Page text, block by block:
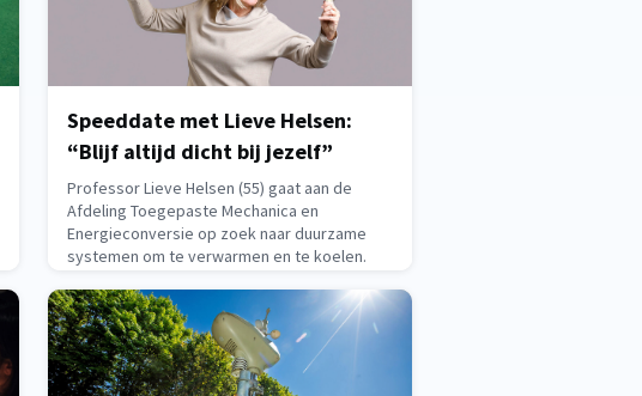
Speeddate met Lieve Helsen:
“Blijf altijd dicht bij jezelf”
Professor Lieve Helsen (55) gaat aan de
Afdeling Toegepaste Mechanica en
Energieconversie op zoek naar duurzame
systemen om te verwarmen en te koelen.
geworden?“Ik wilde de wereld beter maken
en besefte dat je daarvoor kennis nodig
hebt. Mijn wiskundeleraar moedigde me
May 12, 2026